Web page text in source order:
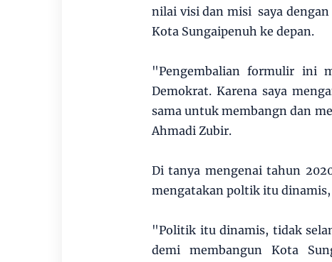
nilai visi dan misi saya
Kota Sungaipenuh ke depan.
"Pengembalian formulir ini
Demokrat. Karena saya
sama untuk membangn dan
Ahmadi Zubir.
Di tanya mengenai tahun
mengatakan poltik itu
"Politik itu dinamis, tidak
demi membangun Kota